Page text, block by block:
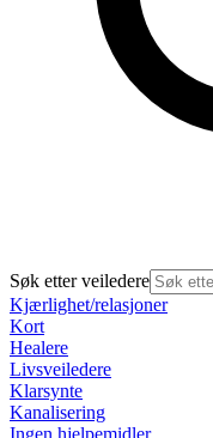
Søk etter veiledere
Kjærlighet/relasjoner
Kort
Healere
Livsveiledere
Klarsynte
Kanalisering
Ingen hjelpemidler